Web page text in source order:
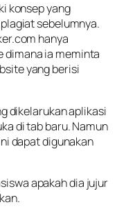
konsep yang
sebelumnya.
hanya
dimana ia meminta
yang berisi
dikelarukan aplikasi
di tab baru. Namun
dapat digunakan
apakah dia jujur